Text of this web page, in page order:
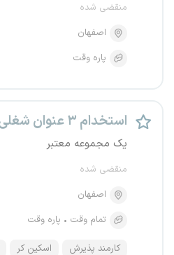
منقضی شده
اصفهان
پاره وقت
استخدام ۳ عنوان شغلی
یک مجموعه معتبر
منقضی شده
اصفهان
تمام وقت
پاره وقت
کارمند پذیرش اسکین کر